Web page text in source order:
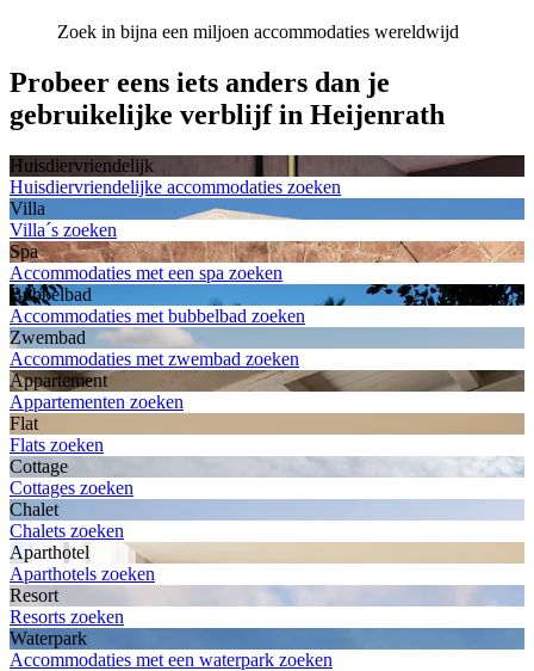
Zoek in bijna een miljoen accommodaties wereldwijd
Probeer eens iets anders dan je
gebruikelijke verblijf in Heijenrath
Huisdiervriendelijk
Huisdiervriendelijke accommodaties zoeken
Villa
Villa´s zoeken
Spa
Accommodaties met een spa zoeken
Bubbelbad
Accommodaties met bubbelbad zoeken
Zwembad
Accommodaties met zwembad zoeken
Appartement
Appartementen zoeken
Flat
Flats zoeken
Cottage
Cottages zoeken
Chalet
Chalets zoeken
Aparthotel
Aparthotels zoeken
Resort
Resorts zoeken
Waterpark
Accommodaties met een waterpark zoeken